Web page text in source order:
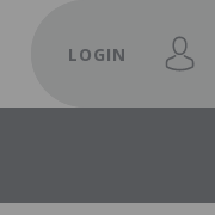
LOGIN